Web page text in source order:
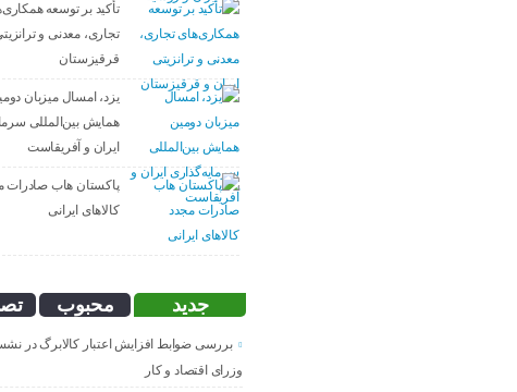
تأکید بر توسعه
تجاری، معدنی و
قرقیزستان
یزد، امسال میزبان
همایش بین‌المللی
ایران و آفریقاست
پاکستان هاب صادرات
کالاهای ایرانی
جدید محبوب
بررسی ضوابط افزایش اعتبار کالابرگ در
وزرای اقتصاد و کار